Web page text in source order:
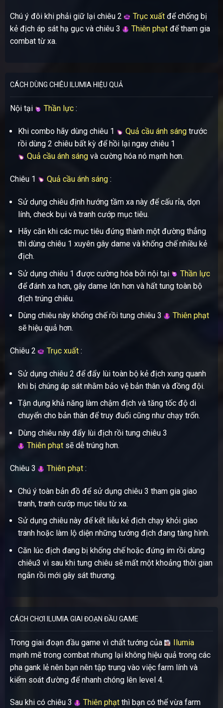
Chú ý đôi khi phải giữ lại chiêu 2 Trục xuấtđể chống bị
kẻ địch áp sát hạ gục và chiêu 3
Thiên phạtđể tham gia
combat từ xa.
CÁCH DÙNG CHIÊU ILUMIA HIỆU QUẢ
Nội tại Thần lực:
Khi combo hãy dùng chiêu 1 Quả cầu ánh sángtrước
rồi dùng 2 chiêu bất kỳ để hồi lại ngay chiêu 1
Quả cầu ánh sángvà cường hóa nó mạnh hơn.
Chiêu 1 Quả cầu ánh sáng:
Sử dụng chiêu định hướng tầm xa này để cấu rỉa, dọn
lính, check bụi và tranh cướp mục tiêu.
Hãy căn khi các mục tiêu đứng thành một đường thẳng
thì dùng chiêu 1 xuyên gây dame và khống chế nhiều kẻ
địch.
Sử dụng chiêu 1 được cường hóa bởi nội tại
Thần lực
để đánh xa hơn, gây dame lớn hơn và hất tung toàn bộ
địch trúng chiêu.
Dùng chiêu này khống chế rồi tung chiêu 3
Thiên phạt
sẽ hiệu quả hơn.
Chiêu 2 Trục xuất:
Sử dụng chiêu 2 để đẩy lùi toàn bộ kẻ địch xung quanh
khi bị chúng áp sát nhằm bảo vệ bản thân và đồng đội.
Tận dụng khả năng làm chậm địch và tăng tốc độ di
chuyển cho bản thân để truy đuổi cũng như chạy trốn.
Dùng chiêu này đẩy lùi địch rồi tung chiêu 3
Thiên phạtsẽ dễ trúng hơn.
Chiêu 3 Thiên phạt:
Chú ý toàn bản đồ để sử dụng chiêu 3 tham gia giao
tranh, tranh cướp mục tiêu từ xa.
Sử dụng chiêu này để kết liễu kẻ địch chạy khỏi giao
tranh hoặc làm lộ diện những tướng địch đang tàng hình.
Căn lúc địch đang bị khống chế hoặc đứng im rồi dùng
chiêu3 vì sau khi tung chiêu sẽ mất một khoảng thời gian
ngắn rồi mới gây sát thương.
CÁCH CHƠI ILUMIA GIAI ĐOẠN ĐẦU GAME
Trong giai đoạn đầu game vì chất tướng của
Ilumia
mạnh mẽ trong combat nhưng lại không hiệu quả trong các
pha gank lẻ nên bạn nên tập trung vào việc farm lính và
kiểm soát đường để nhanh chóng lên level 4.
Sau khi có chiêu 3 Thiên phạtthì bạn có thể vừa farm